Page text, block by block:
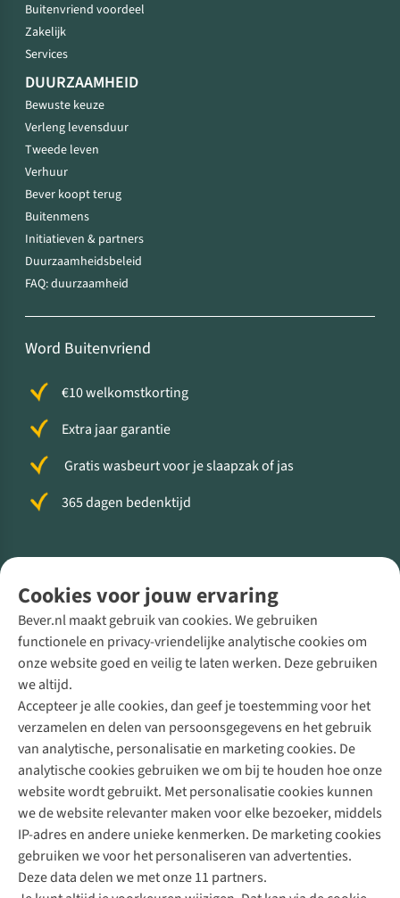
Cookies voor jouw ervaring
Bever.nl maakt gebruik van cookies. We gebruiken
functionele en privacy-vriendelijke analytische cookies om
onze website goed en veilig te laten werken. Deze gebruiken
we altijd.
Accepteer je alle cookies, dan geef je toestemming voor het
verzamelen en delen van persoonsgegevens en het gebruik
van analytische, personalisatie en marketing cookies. De
analytische cookies gebruiken we om bij te houden hoe onze
website wordt gebruikt. Met personalisatie cookies kunnen
we de website relevanter maken voor elke bezoeker, middels
IP-adres en andere unieke kenmerken. De marketing cookies
gebruiken we voor het personaliseren van advertenties.
Deze data delen we met onze 11 partners.
Buitenvriend voordeel
Zakelijk
Services
DUURZAAMHEID
Bewuste keuze
Verleng levensduur
Tweede leven
Verhuur
Bever koopt terug
Buitenmens
Initiatieven & partners
Duurzaamheidsbeleid
FAQ: duurzaamheid
Word Buitenvriend
€10 welkomstkorting
Extra jaar garantie
Gratis wasbeurt voor je slaapzak of jas
365 dagen bedenktijd
Direct advies van een Buitenexpert
+31 (0)85 888 50 88
+31 6 12 28 49 80
Contactformulier